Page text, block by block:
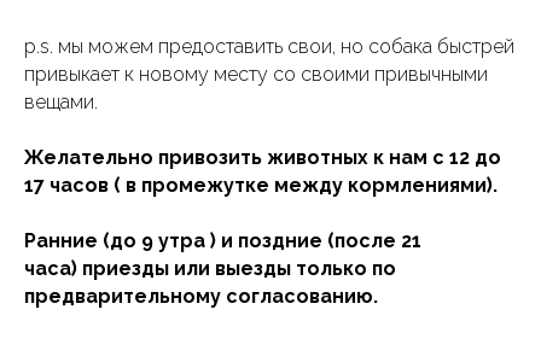
p.s. мы можем предоставить свои, но собака быстрей
привыкает к новому месту со своими привычными
вещами.
Желательно привозить животных к нам с 12 до
17 часов ( в промежутке между кормлениями).
Ранние (до 9 утра ) и поздние (после 21
часа) приезды или выезды только по
предварительному согласованию.